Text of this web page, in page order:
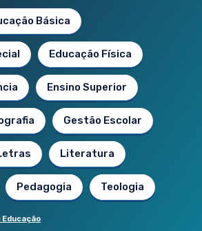
Básica
Educação Física
Ensino Superior
Gestão Escolar
Literatura
Pedagogia Teologia
Educação